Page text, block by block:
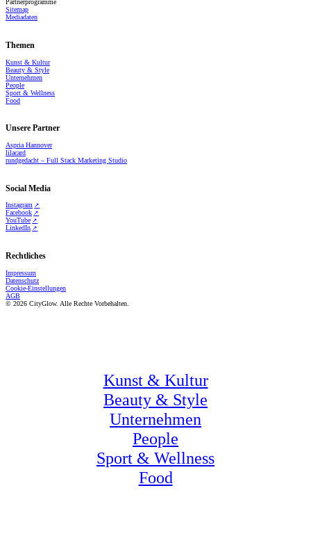
Partnerprogramme
Sitemap
Mediadaten
Themen
Kunst & Kultur
Beauty & Style
Unternehmen
People
Sport & Wellness
Food
Unsere Partner
Aspria Hannover
lilacard
rundgedacht – Full Stack Marketing Studio
Social Media
Instagram
Facebook
YouTube
LinkedIn
Rechtliches
Impressum
Datenschutz
Cookie-Einstellungen
AGB
© 2026 CityGlow. Alle Rechte Vorbehalten.
Kunst & Kultur
Beauty & Style
Unternehmen
People
Sport & Wellness
Food